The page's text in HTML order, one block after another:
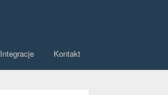
Integracje Kontakt